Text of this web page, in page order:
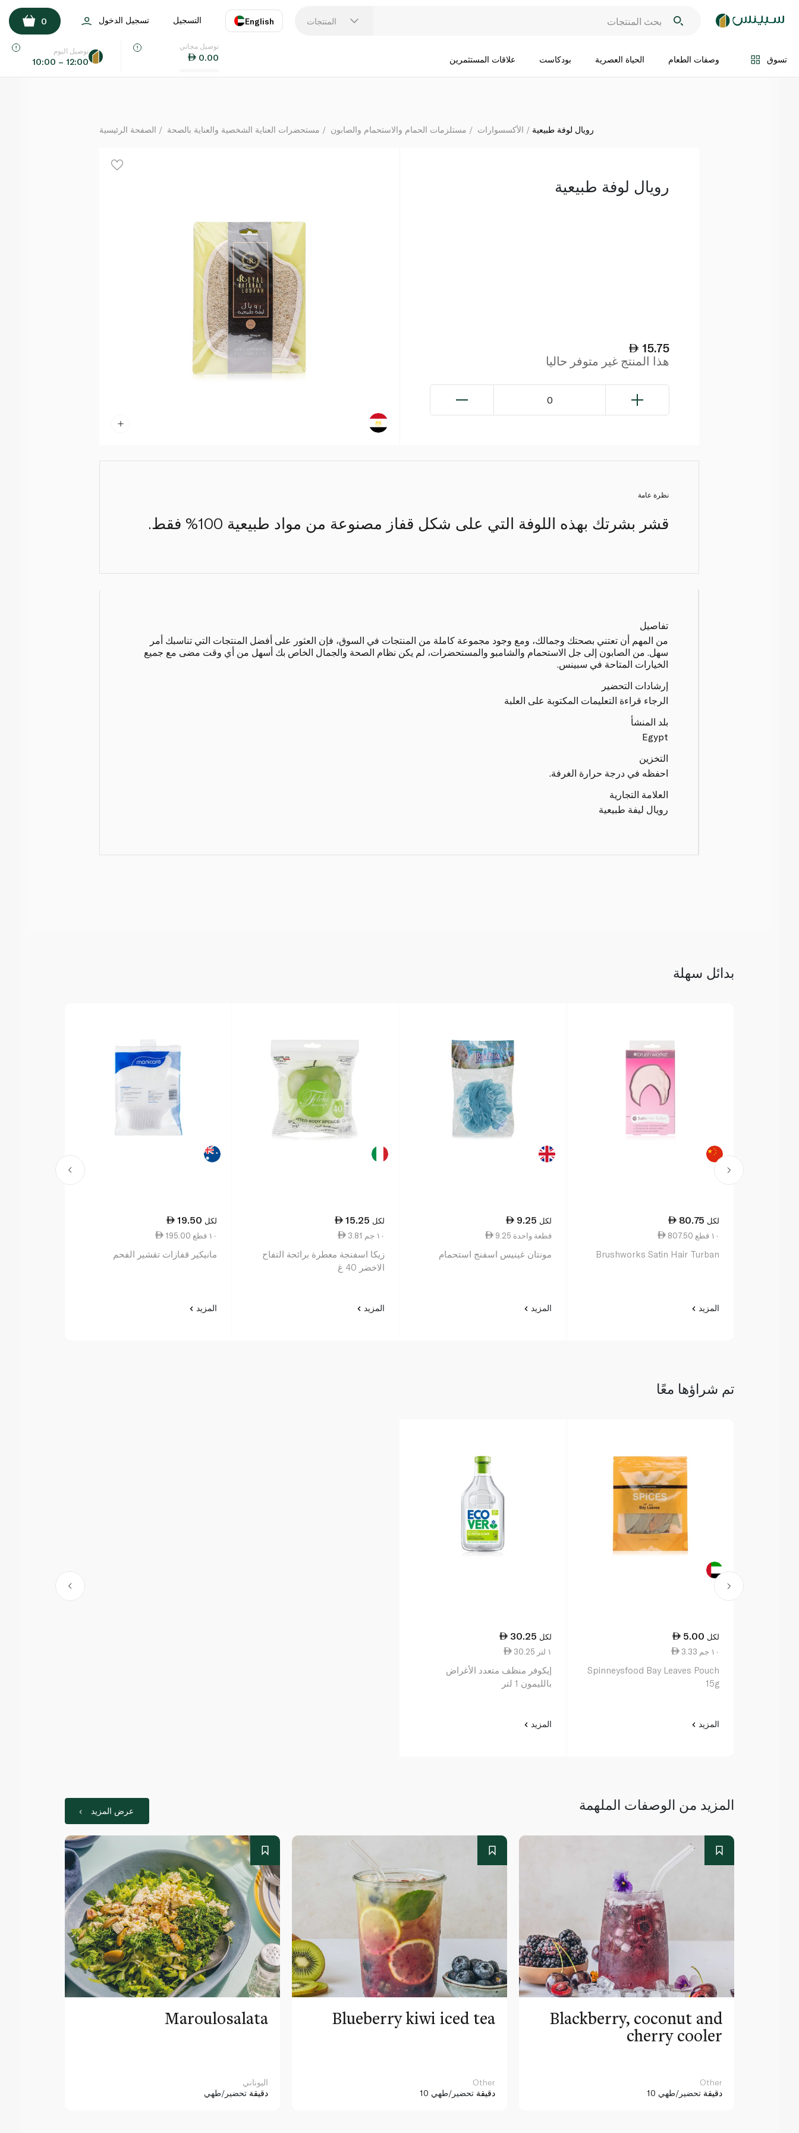
المنتجات English
اللغة
التسجيل تسجيل الدخول 0
تسوق وصفات الطعام الحياة العصرية بودكاست علاقات المستثمرين
توصيل مجاني
0.00
توصيل اليوم
10:00 – 12:00
اضف الى السلة
الصفحة الرئيسية مستحضرات العناية الشخصية والعناية بالصحة مستلزمات الحمام والاستحمام والصابون الأكسسوارات رويال لوفة طبيعية
رويال لوفة طبيعية
15.75
هذا المنتج غير متوفر حاليا
0
نظرة عامة
قشر بشرتك بهذه اللوفة التي على شكل قفاز مصنوعة من مواد طبيعية 100% فقط.
تفاصيل
من المهم أن تعتني بصحتك وجمالك، ومع وجود مجموعة كاملة من المنتجات في السوق، فإن العثور على أفضل المنتجات التي تناسبك أمر
سهل. من الصابون إلى جل الاستحمام والشامبو والمستحضرات، لم يكن نظام الصحة والجمال الخاص بك أسهل من أي وقت مضى مع جميع
الخيارات المتاحة في سبينس.
إرشادات التحضير
الرجاء قراءة التعليمات المكتوبة على العلبة
بلد المنشأ
Egypt
التخزين
احفظه في درجة حرارة الغرفة.
العلامة التجارية
رويال ليفة طبيعية
بدائل سهلة
80.75 لكل
807.50 ١٠ قطع
Brushworks Satin Hair Turban
المزيد
9.25 لكل
9.25 قطعة واحدة
مونتان غينيس اسفنج استحمام
المزيد
15.25 لكل
3.81 ١٠ جم
زيكا اسفنجة معطرة برائحة التفاح
الاخضر 40 غ
المزيد
19.50 لكل
195.00 ١٠ قطع
مانيكير قفازات تقشير الفحم
المزيد
تم شراؤها معًا
5.00 لكل
3.33 ١٠ جم
Spinneysfood Bay Leaves Pouch
15g
المزيد
30.25 لكل
30.25 ١ لتر
إيكوفر منظف متعدد الأغراض
بالليمون 1 لتر
المزيد
المزيد من الوصفات الملهمة عرض المزيد
Maroulosalata
اليوناني
دقيقة تحضير/طهي
Blueberry kiwi iced tea
Other
10 دقيقة تحضير/طهي
Blackberry, coconut and
cherry cooler
Other
10 دقيقة تحضير/طهي